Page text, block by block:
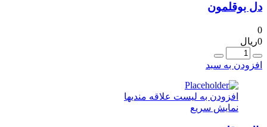
دل بوقلمون
ریال
تعداد
افزودن به سبد
افزودن به لیست علاقه مندیها
نمایش سریع